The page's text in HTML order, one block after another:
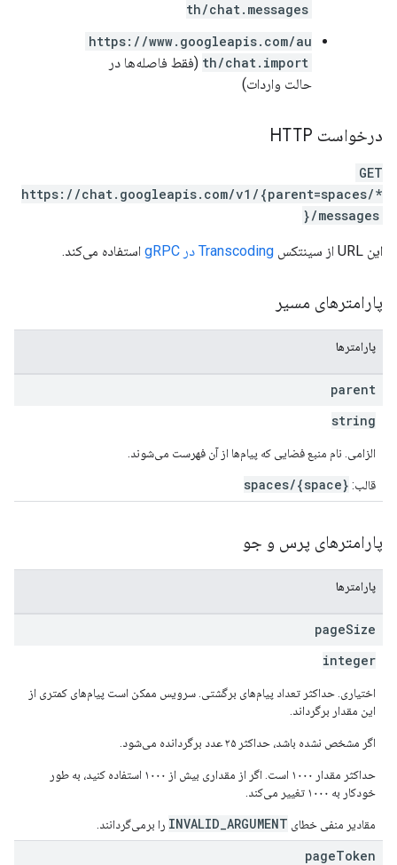
th/chat.messages
https://www.googleapis.com/au
th/chat.import (فقط فاصله‌ها در
حالت واردات)
درخواست HTTP
GET
https://chat.googleapis.com/v1/{parent=spaces/*
}/messages
این URL از سینتکس Transcoding در gRPC استفاده می‌کند.
پارامترهای مسیر
پارامترها
parent
string
الزامی. نام منبع فضایی که پیام‌ها از آن فهرست می‌شوند.
قالب: spaces/{space}
پارامترهای پرس و جو
پارامترها
pageSize
integer
اختیاری. حداکثر تعداد پیام‌های برگشتی. سرویس ممکن است پیام‌های کمتری از
این مقدار برگرداند.
اگر مشخص نشده باشد، حداکثر ۲۵ عدد برگردانده می‌شود.
حداکثر مقدار ۱۰۰۰ است. اگر از مقداری بیش از ۱۰۰۰ استفاده کنید، به طور
خودکار به ۱۰۰۰ تغییر می‌کند.
مقادیر منفی خطای INVALID_ARGUMENT را برمی‌گردانند.
pageToken